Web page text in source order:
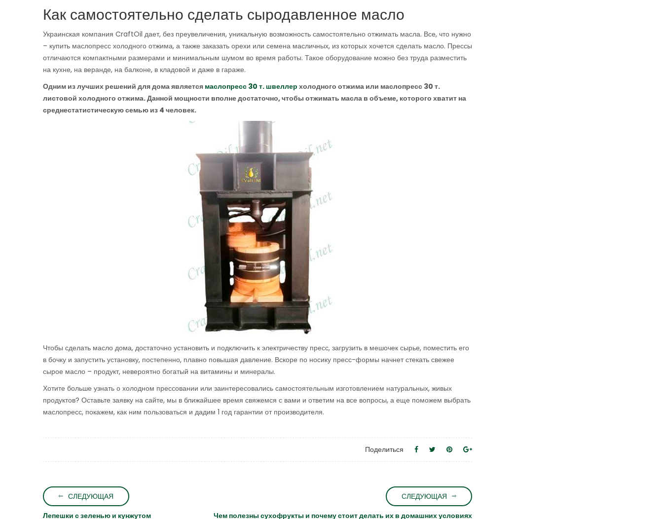
Как самостоятельно сделать сыродавленное масло
Украинская компания CraftOil дает, без преувеличения, уникальную возможность самостоятельно отжимать масла. Все, что нужно
– купить маслопресс холодного отжима, а также заказать орехи или семена масличных, из которых хочется сделать масло. Прессы
отличаются компактными размерами и минимальным шумом во время работы. Такое оборудование можно без труда разместить
на кухне, на веранде, на балконе, в кладовой и даже в гараже.
Одним из лучших решений для дома является маслопресс 30 т. швеллер холодного отжима или маслопресс 30 т.
листовой холодного отжима. Данной мощности вполне достаточно, чтобы отжимать масла в объеме, которого хватит на
среднестатистическую семью из 4 человек.
Чтобы сделать масло дома, достаточно установить и подключить к электричеству пресс, загрузить в мешочек сырье, поместить его
в бочку и запустить установку, постепенно, плавно повышая давление. Вскоре по носику пресс-формы начнет стекать свежее
сырое масло – продукт, невероятно богатый на витамины и минералы.
Хотите больше узнать о холодном прессовании или заинтересовались самостоятельным изготовлением натуральных, живых
продуктов? Оставьте заявку на сайте, мы в ближайшее время свяжемся с вами и ответим на все вопросы, а еще поможем выбрать
маслопресс, покажем, как ним пользоваться и дадим 1 год гарантии от производителя.
Поделиться
СЛЕДУЮЩАЯ
Лепешки с зеленью и кунжутом
СЛЕДУЮЩАЯ
Чем полезны сухофрукты и почему стоит делать их в домашних условиях